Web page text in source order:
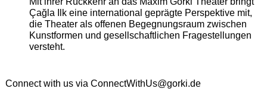
Çağla Ilk eine international geprägte Perspektive mit,
die Theater als offenen Begegnungsraum zwischen
Kunstformen und gesellschaftlichen Fragestellungen
versteht.
Connect with us via ConnectWithUs@gorki.de